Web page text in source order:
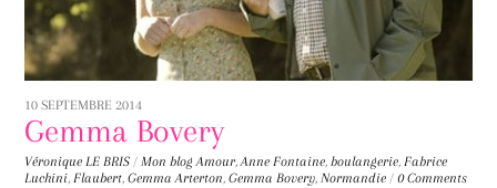
10 SEPTEMBRE 2014
Gemma Bovery
Véronique LE BRIS / Mon blog Amour,Anne Fontaine,boulangerie,Fabrice
Luchini,Flaubert,Gemma Arterton,Gemma Bovery,Normandie / 0 Comments